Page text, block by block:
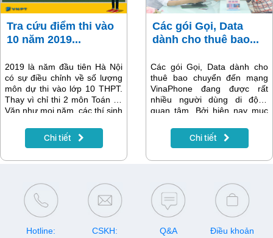
Tra cứu điểm thi vào
10 năm 2019...
2019 là năm đầu tiên Hà Nội
có sự điều chỉnh về số lượng
môn dự thi vào lớp 10 THPT.
Thay vì chỉ thi 2 môn Toán và
Văn như mọi năm, các thí sinh
Lịch sử, nâng tổng số môn thi
tuyển là 4 môn. Điều này
Chi tiết
Các gói Gọi, Data
dành cho thuê bao...
Các gói Gọi, Data dành cho
thuê bao chuyển đến mạng
VinaPhone đang được rất
nhiều người dùng di động
quan tâm. Bởi hiện nay mục
nhiều bạn là muốn được tham
gia đăng ký các gói cước gọi,
Chi tiết
Hotline:
CSKH:
Q&A Điều khoản